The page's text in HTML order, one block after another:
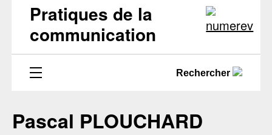
Pratiques de la
communication
Rechercher
Pascal PLOUCHARD